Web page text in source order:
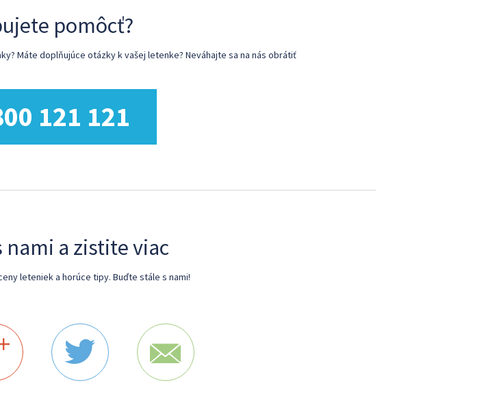
pomôcť?
Máte doplňujúce otázky k vašej letenke? Neváhajte sa na nás obrátiť
121 121
nami a zistite viac
leteniek a horúce tipy. Buďte stále s nami!